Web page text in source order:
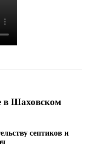
в Шаховском
септиков и